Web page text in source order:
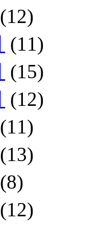
(12)
(11)
(15)
(12)
(11)
(13)
(8)
(12)